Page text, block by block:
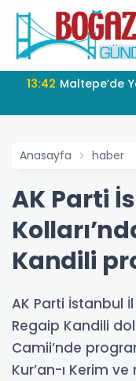
13:42
Anasayfa haber
AK Parti
Kandili
AK Parti İstanbul İl
Regaip Kandili
Camii’nde
Kur’an-ı Kerim